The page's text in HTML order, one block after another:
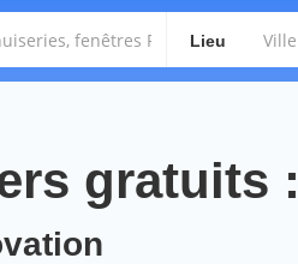
Lieu
gratuits